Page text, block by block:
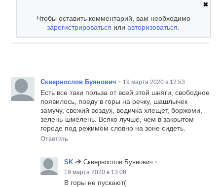
✖
Чтобы оставить комментарий, вам необходимо
зарегистрироваться илиавторизоваться.
Сквернослов Буянович • 19 марта 2020 в 12:53
Есть все таки польза от всей этой шняги, свободное
появилось, поеду в горы на речку, шашлычек
замучу, свежий воздух, водичка хлещет, боржоми,
зелень-шмелень. Всяко лучше, чем в закрытом
городе под режимом словно на зоне сидеть.
Ответить
SK Сквернослов Буянович •
19 марта 2020 в 13:06
В горы не пускают(